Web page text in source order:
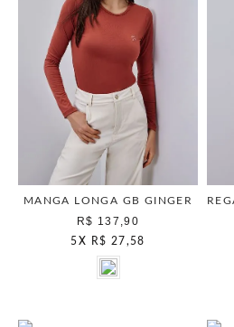
MANGA LONGA GB GINGER
R$ 137,90
5X R$ 27,58